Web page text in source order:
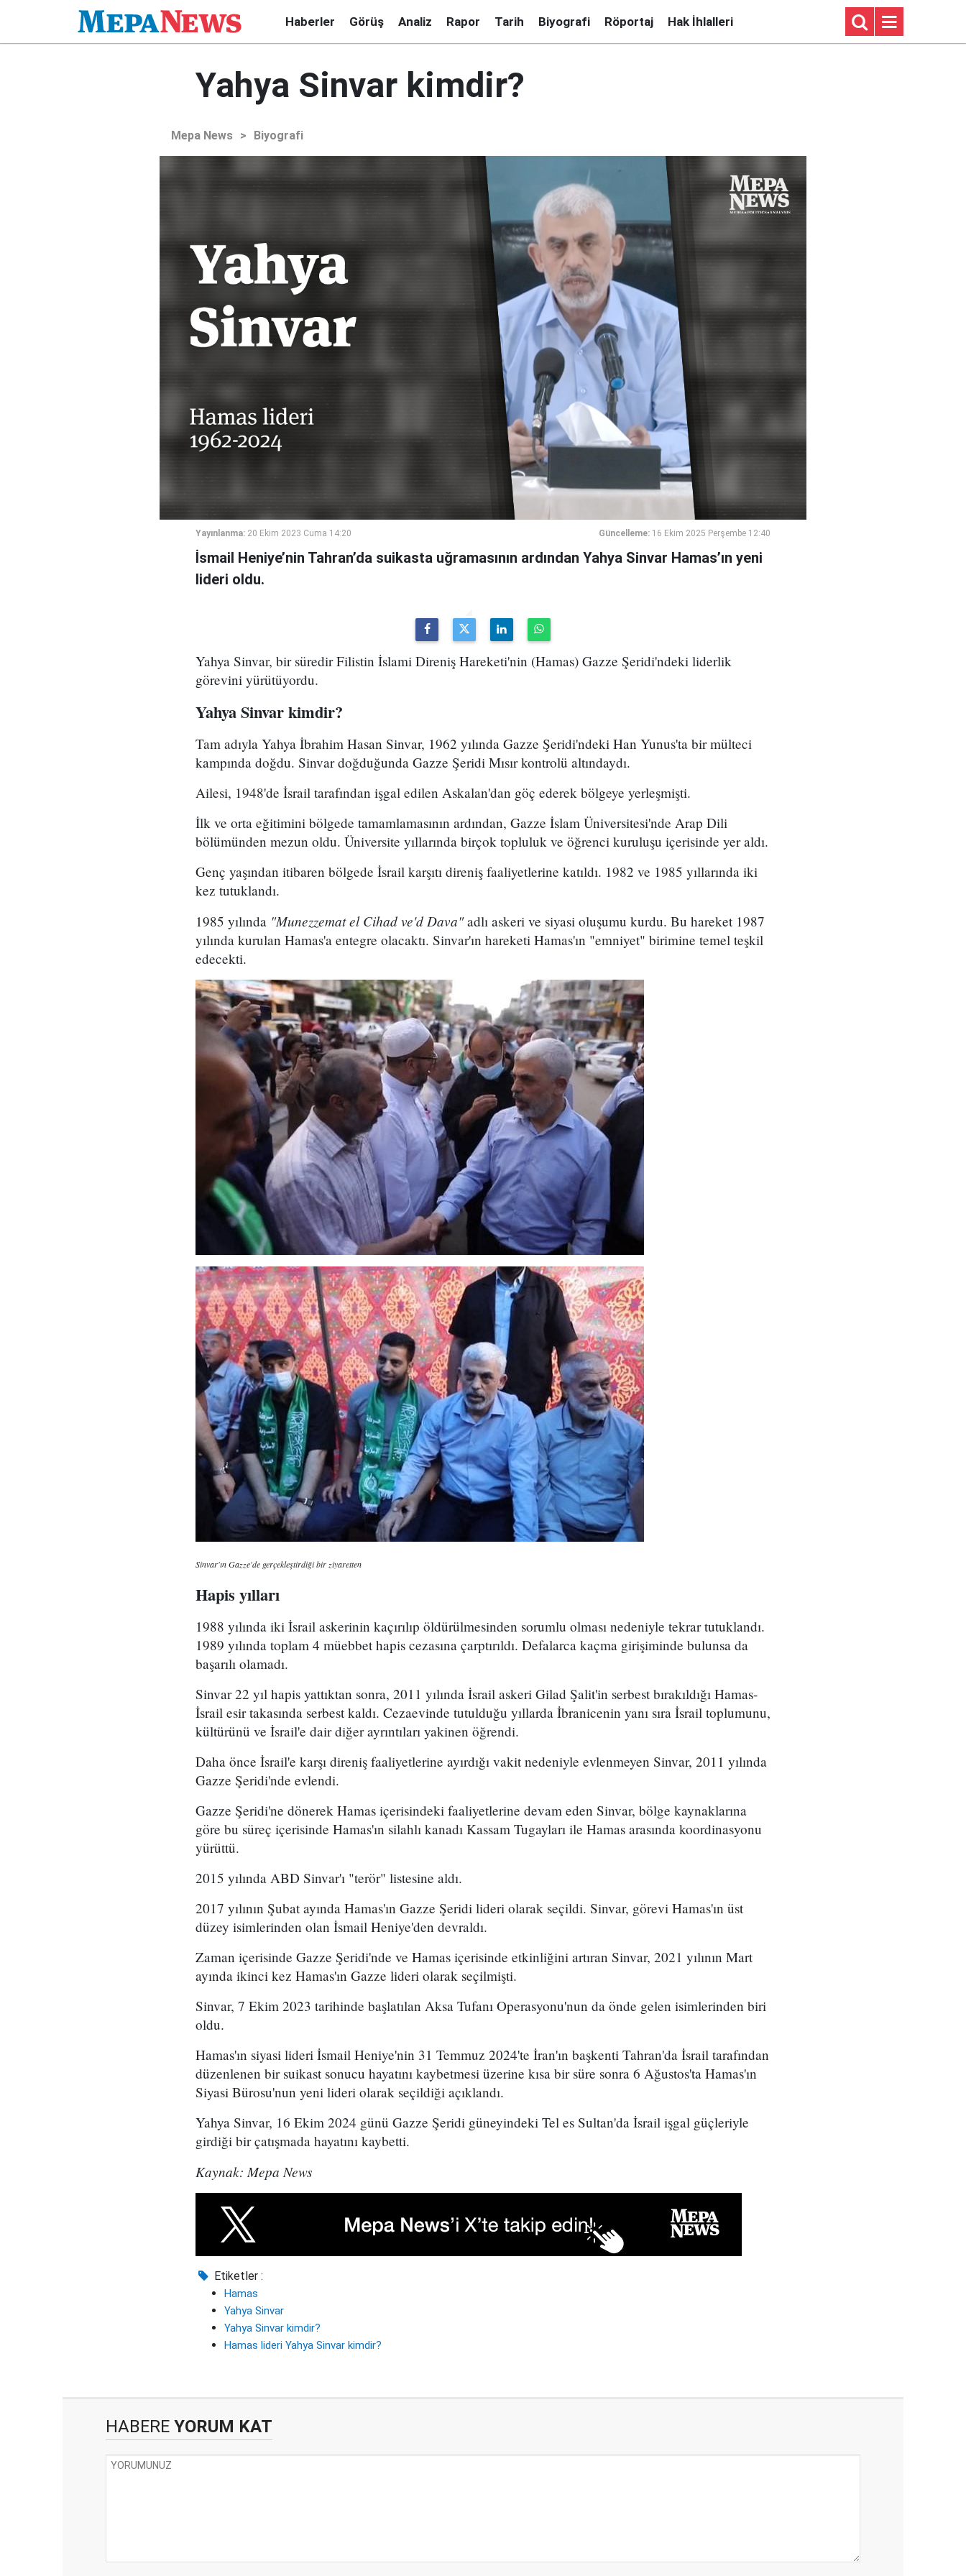
Haberler Görüş Analiz Rapor Tarih Biyografi Röportaj Hak İhlalleri
Yahya Sinvar kimdir?
Mepa News > Biyografi
Yayınlanma: 20 Ekim 2023 Cuma 14:20 Güncelleme: 16 Ekim 2025 Perşembe 12:40
İsmail Heniye’nin Tahran’da suikasta uğramasının ardından Yahya Sinvar Hamas’ın yeni
lideri oldu.
Yahya Sinvar, bir süredir Filistin İslami Direniş Hareketi'nin (Hamas) Gazze Şeridi'ndeki liderlik
görevini yürütüyordu.
Yahya Sinvar kimdir?
Tam adıyla Yahya İbrahim Hasan Sinvar, 1962 yılında Gazze Şeridi'ndeki Han Yunus'ta bir mülteci
kampında doğdu. Sinvar doğduğunda Gazze Şeridi Mısır kontrolü altındaydı.
Ailesi, 1948'de İsrail tarafından işgal edilen Askalan'dan göç ederek bölgeye yerleşmişti.
İlk ve orta eğitimini bölgede tamamlamasının ardından, Gazze İslam Üniversitesi'nde Arap Dili
bölümünden mezun oldu. Üniversite yıllarında birçok topluluk ve öğrenci kuruluşu içerisinde yer aldı.
Genç yaşından itibaren bölgede İsrail karşıtı direniş faaliyetlerine katıldı. 1982 ve 1985 yıllarında iki
kez tutuklandı.
1985 yılında "Munezzemat el Cihad ve'd Dava"adlı askeri ve siyasi oluşumu kurdu. Bu hareket 1987
yılında kurulan Hamas'a entegre olacaktı. Sinvar'ın hareketi Hamas'ın "emniyet" birimine temel teşkil
edecekti.
Sinvar'ın Gazze'de gerçekleştirdiği bir ziyaretten
Hapis yılları
1988 yılında iki İsrail askerinin kaçırılıp öldürülmesinden sorumlu olması nedeniyle tekrar tutuklandı.
1989 yılında toplam 4 müebbet hapis cezasına çarptırıldı. Defalarca kaçma girişiminde bulunsa da
başarılı olamadı.
Sinvar 22 yıl hapis yattıktan sonra, 2011 yılında İsrail askeri Gilad Şalit'in serbest bırakıldığı Hamas-
İsrail esir takasında serbest kaldı. Cezaevinde tutulduğu yıllarda İbranicenin yanı sıra İsrail toplumunu,
kültürünü ve İsrail'e dair diğer ayrıntıları yakinen öğrendi.
Daha önce İsrail'e karşı direniş faaliyetlerine ayırdığı vakit nedeniyle evlenmeyen Sinvar, 2011 yılında
Gazze Şeridi'nde evlendi.
Gazze Şeridi'ne dönerek Hamas içerisindeki faaliyetlerine devam eden Sinvar, bölge kaynaklarına
göre bu süreç içerisinde Hamas'ın silahlı kanadı Kassam Tugayları ile Hamas arasında koordinasyonu
yürüttü.
2015 yılında ABD Sinvar'ı "terör" listesine aldı.
2017 yılının Şubat ayında Hamas'ın Gazze Şeridi lideri olarak seçildi. Sinvar, görevi Hamas'ın üst
düzey isimlerinden olan İsmail Heniye'den devraldı.
Zaman içerisinde Gazze Şeridi'nde ve Hamas içerisinde etkinliğini artıran Sinvar, 2021 yılının Mart
ayında ikinci kez Hamas'ın Gazze lideri olarak seçilmişti.
Sinvar, 7 Ekim 2023 tarihinde başlatılan Aksa Tufanı Operasyonu'nun da önde gelen isimlerinden biri
oldu.
Hamas'ın siyasi lideri İsmail Heniye'nin 31 Temmuz 2024'te İran'ın başkenti Tahran'da İsrail tarafından
düzenlenen bir suikast sonucu hayatını kaybetmesi üzerine kısa bir süre sonra 6 Ağustos'ta Hamas'ın
Siyasi Bürosu'nun yeni lideri olarak seçildiği açıklandı.
Yahya Sinvar, 16 Ekim 2024 günü Gazze Şeridi güneyindeki Tel es Sultan'da İsrail işgal güçleriyle
girdiği bir çatışmada hayatını kaybetti.
Kaynak: Mepa News
Etiketler :
Hamas
Yahya Sinvar
Yahya Sinvar kimdir?
Hamas lideri Yahya Sinvar kimdir?
HABERE YORUM KAT